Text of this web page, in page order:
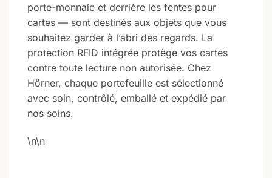
porte-monnaie et derrière les fentes pour
cartes — sont destinés aux objets que vous
souhaitez garder à l’abri des regards. La
protection RFID intégrée protège vos cartes
contre toute lecture non autorisée. Chez
Hörner, chaque portefeuille est sélectionné
avec soin, contrôlé, emballé et expédié par
nos soins.
\n\n